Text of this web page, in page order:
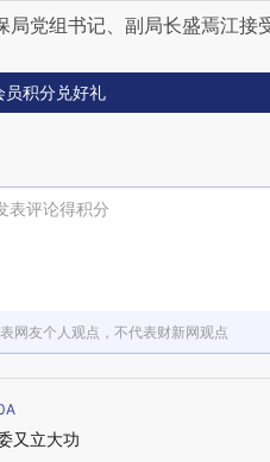
局党组书记、副局长盛焉江接
员积分兑好礼
表评论得积分
网友个人观点，不代表财新网观点
又立大功